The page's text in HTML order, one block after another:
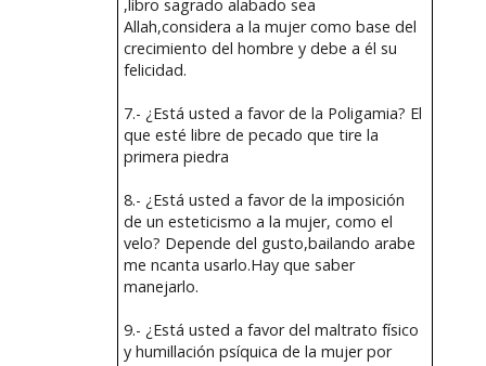
,libro sagrado alabado sea
Allah,considera a la mujer como base del
crecimiento del hombre y debe a él su
felicidad.
7.- ¿Está usted a favor de la Poligamia? El
que esté libre de pecado que tire la
primera piedra
8.- ¿Está usted a favor de la imposición
de un esteticismo a la mujer, como el
velo? Depende del gusto,bailando arabe
me ncanta usarlo.Hay que saber
manejarlo.
9.- ¿Está usted a favor del maltrato físico
y humillación psíquica de la mujer por